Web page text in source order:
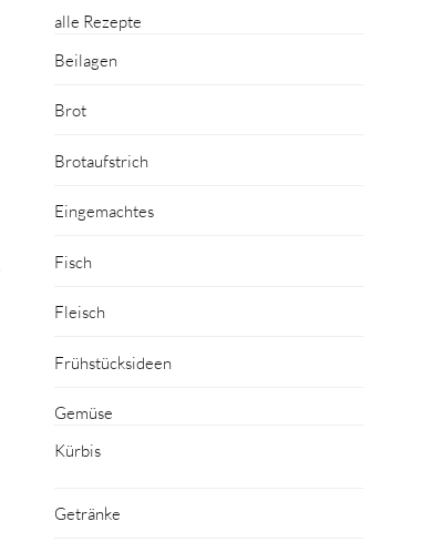
alle Rezepte
Beilagen
Brot
Brotaufstrich
Eingemachtes
Fisch
Fleisch
Frühstücksideen
Gemüse
Kürbis
Getränke